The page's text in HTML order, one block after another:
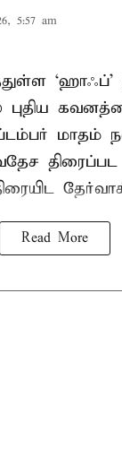
5:57 am
‘ஹாஃப்’
திரைப்பட
Read More